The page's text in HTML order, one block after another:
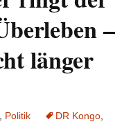
–
länger
Politik DR Kongo